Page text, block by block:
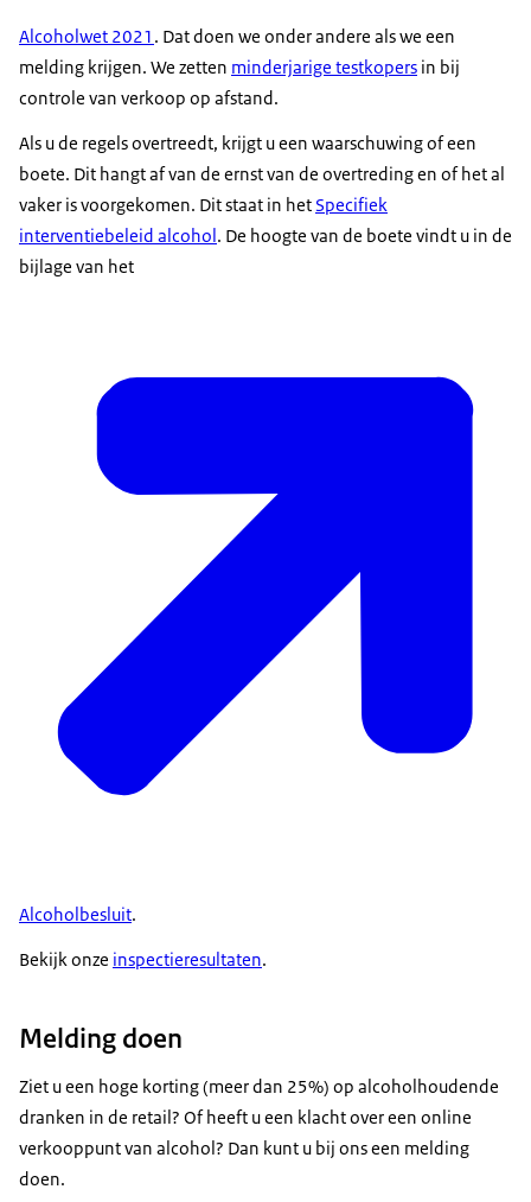
Alcoholwet 2021 . Dat doen we onder andere als we een
melding krijgen. We zetten minderjarige testkopers in bij
controle van verkoop op afstand.
Als u de regels overtreedt, krijgt u een waarschuwing of een
boete. Dit hangt af van de ernst van de overtreding en of het al
vaker is voorgekomen. Dit staat in hetSpecifiek
interventiebeleid alcohol . De hoogte van de boete vindt u in de
bijlage van het
Alcoholbesluit.
Bekijk onze inspectieresultaten.
Melding doen
Ziet u een hoge korting (meer dan 25%) op alcoholhoudende
dranken in de retail? Of heeft u een klacht over een online
verkooppunt van alcohol? Dan kunt u bij ons een melding
doen.